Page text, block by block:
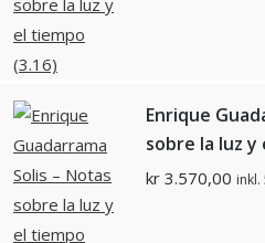
Enrique
sobre la luz y
kr 3.570,00 inkl.